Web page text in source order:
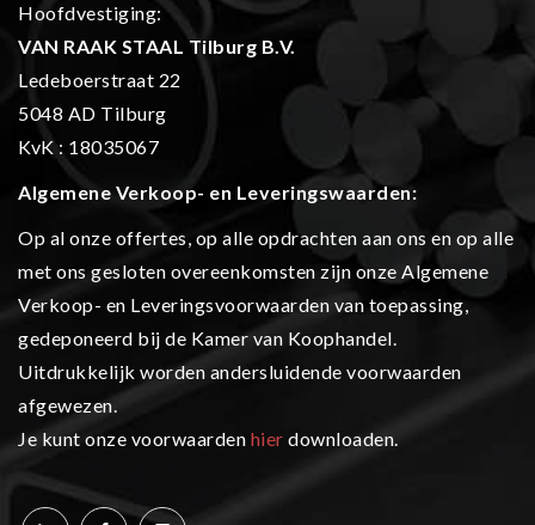
Hoofdvestiging:
VAN RAAK STAAL Tilburg B.V.
Ledeboerstraat 22
5048 AD Tilburg
KvK : 18035067
Algemene Verkoop- en Leveringswaarden:
Op al onze offertes, op alle opdrachten aan ons en op alle
met ons gesloten overeenkomsten zijn onze Algemene
Verkoop- en Leveringsvoorwaarden van toepassing,
gedeponeerd bij de Kamer van Koophandel.
Uitdrukkelijk worden andersluidende voorwaarden
afgewezen.
Je kunt onze voorwaarden hier downloaden.